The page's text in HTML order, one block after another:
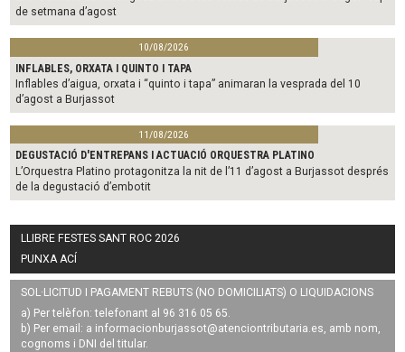
de setmana d’agost
10/08/2026
INFLABLES, ORXATA I QUINTO I TAPA
Inflables d’aigua, orxata i “quinto i tapa” animaran la vesprada del 10
d’agost a Burjassot
11/08/2026
DEGUSTACIÓ D'ENTREPANS I ACTUACIÓ ORQUESTRA PLATINO
L’Orquestra Platino protagonitza la nit de l’11 d’agost a Burjassot després
de la degustació d’embotit
LLIBRE FESTES SANT ROC 2026
PUNXA ACÍ
SOL·LICITUD I PAGAMENT REBUTS (NO DOMICILIATS) O LIQUIDACIONS
a) Per telèfon: telefonant al 96 316 05 65.
b) Per email: a informacionburjassot@atenciontributaria.es, amb nom,
cognoms i DNI del titular.